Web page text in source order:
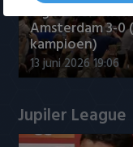
Tigers
Amsterdam 3-0
kampioen)
13 juni 2026 19:06
Jupiler League